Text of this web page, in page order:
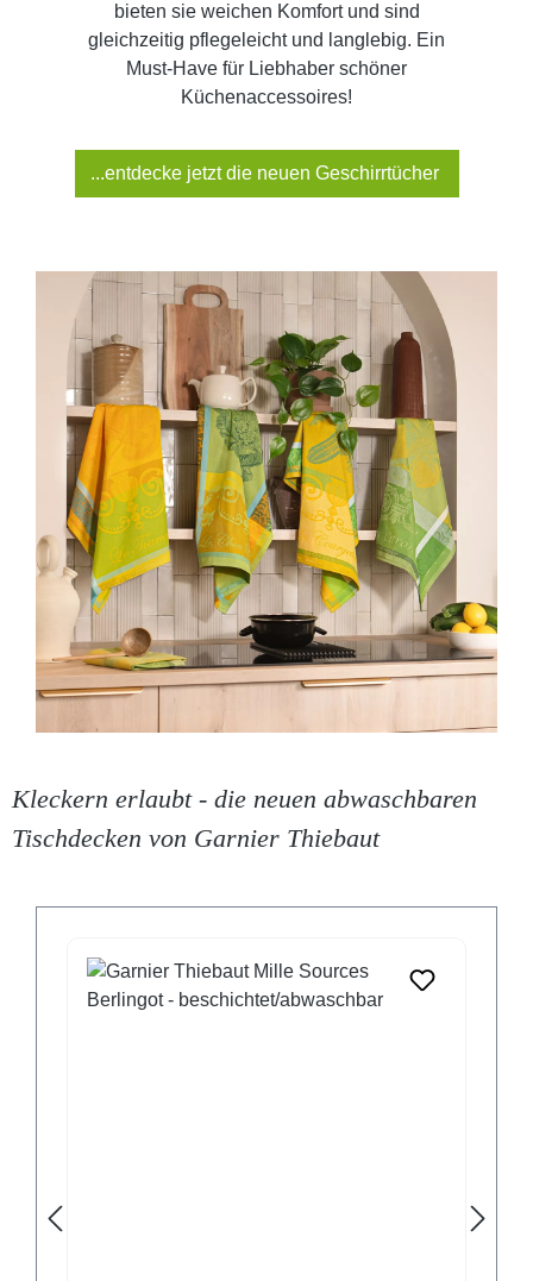
bieten sie weichen Komfort und sind
gleichzeitig pflegeleicht und langlebig. Ein
Must-Have für Liebhaber schöner
Küchenaccessoires!
...entdecke jetzt die neuen Geschirrtücher
Kleckern erlaubt - die neuen abwaschbaren
Tischdecken von Garnier Thiebaut